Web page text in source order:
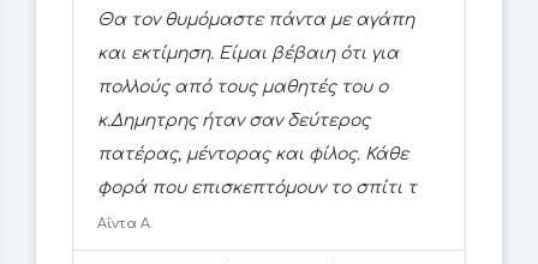
Θα τον θυμόμαστε πάντα με αγάπη
και εκτίμηση. Είμαι βέβαιη ότι για
πολλούς από τους μαθητές του ο
κ.Δημητρης ήταν σαν δεύτερος
πατέρας, μέντορας και φίλος. Κάθε
φορά που επισκεπτόμουν το σπίτι τ
Αΐντα Α.